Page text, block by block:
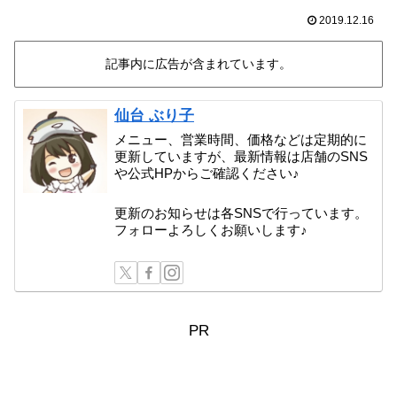
2019.12.16
記事内に広告が含まれています。
仙台 ぶり子
メニュー、営業時間、価格などは定期的に
更新していますが、最新情報は店舗のSNS
や公式HPからご確認ください♪
更新のお知らせは各SNSで行っています。
フォローよろしくお願いします♪
PR